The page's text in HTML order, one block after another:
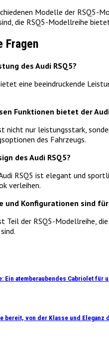
Modelle der RSQ5-
die RSQ5-Modellreihe
Fragen
des Audi RSQ5?
eine beeindruckende
Funktionen bietet der Audi
nicht nur leistungsstark,
des Fahrzeugs.
des Audi RSQ5?
RSQ5 ist elegant und
verleihen.
und Konfigurationen sind
Teil der RSQ5-Modellreihe,
Ein atemberaubendes Cabriolet für
bereit, von der Klasse und Eleganz